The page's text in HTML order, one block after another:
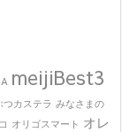
meijiBest3
つカステラ みなさまの
オリゴスマート オレ